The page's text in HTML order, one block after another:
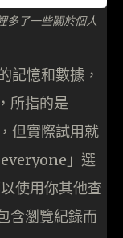
多了一些關於個人
記憶和數據，
所指的是
但實際試用就
」選
使用你其他查
含瀏覽紀錄而